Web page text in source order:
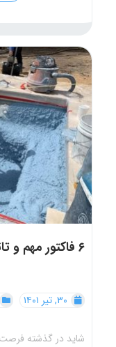
۶ فاکتور مهم
شاید در گذشته فرصت